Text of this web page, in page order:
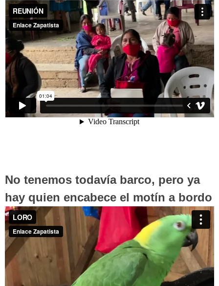
No tenemos todavía barco, pero ya
hay quien encabece el motín a bordo